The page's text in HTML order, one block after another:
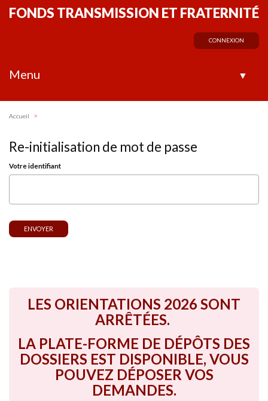
FONDS TRANSMISSION ET FRATERNITÉ
CONNEXION
Menu ▼
Accueil >
Re-initialisation de mot de passe
Votre identifiant
LES ORIENTATIONS 2026 SONT
ARRÊTÉES.
LA PLATE-FORME DE DÉPÔTS DES
DOSSIERS EST DISPONIBLE, VOUS
POUVEZ DÉPOSER VOS
DEMANDES.